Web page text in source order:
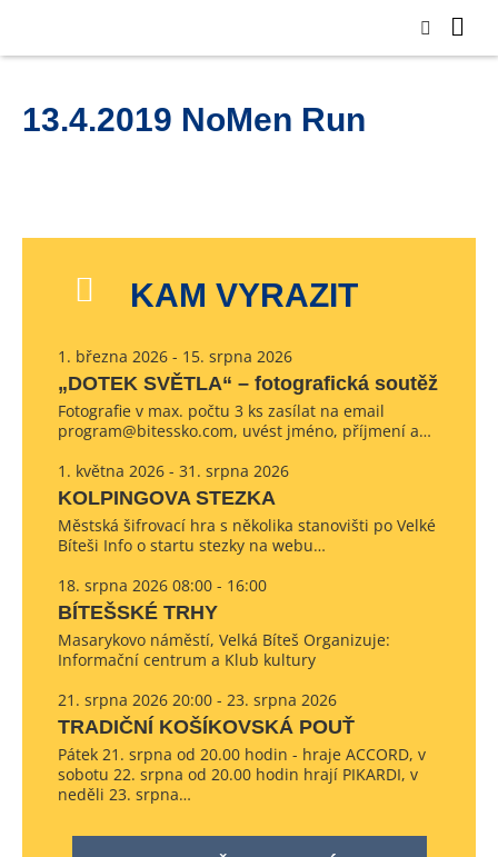
13.4.2019 NoMen Run
KAM VYRAZIT
1. března 2026 - 15. srpna 2026
„DOTEK SVĚTLA“ – fotografická soutěž
Fotografie v max. počtu 3 ks zasílat na email
program@bitessko.com, uvést jméno, příjmení a…
1. května 2026 - 31. srpna 2026
KOLPINGOVA STEZKA
Městská šifrovací hra s několika stanovišti po Velké
Bíteši Info o startu stezky na webu…
18. srpna 2026 08:00 - 16:00
BÍTEŠSKÉ TRHY
Masarykovo náměstí, Velká Bíteš Organizuje:
Informační centrum a Klub kultury
21. srpna 2026 20:00 - 23. srpna 2026
TRADIČNÍ KOŠÍKOVSKÁ POUŤ
Pátek 21. srpna od 20.00 hodin - hraje ACCORD, v
sobotu 22. srpna od 20.00 hodin hrají PIKARDI, v
neděli 23. srpna…